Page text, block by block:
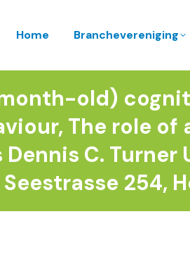
Home Branchevereniging
month-old)
The role
C.
Seestrasse 254,